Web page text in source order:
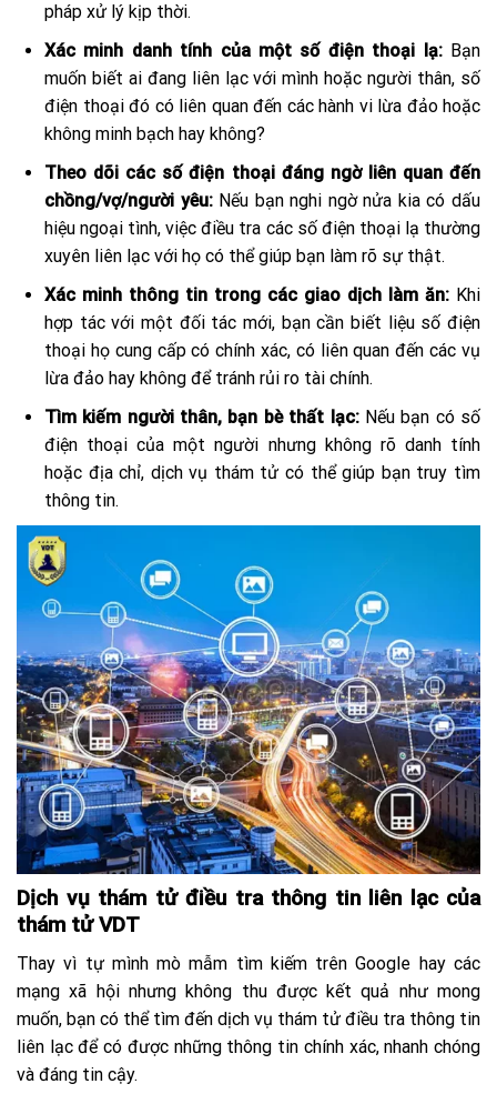
pháp xử lý kịp thời.
Xác minh danh tính của một số điện thoại lạ:Bạn
muốn biết ai đang liên lạc với mình hoặc người thân, số
điện thoại đó có liên quan đến các hành vi lừa đảo hoặc
không minh bạch hay không?
Theo dõi các số điện thoại đáng ngờ liên quan đến
chồng/vợ/người yêu:Nếu bạn nghi ngờ nửa kia có dấu
hiệu ngoại tình, việc điều tra các số điện thoại lạ thường
xuyên liên lạc với họ có thể giúp bạn làm rõ sự thật.
Xác minh thông tin trong các giao dịch làm ăn: Khi
hợp tác với một đối tác mới, bạn cần biết liệu số điện
thoại họ cung cấp có chính xác, có liên quan đến các vụ
lừa đảo hay không để tránh rủi ro tài chính.
Tìm kiếm người thân, bạn bè thất lạc:Nếu bạn có số
điện thoại của một người nhưng không rõ danh tính
hoặc địa chỉ, dịch vụ thám tử có thể giúp bạn truy tìm
thông tin.
Dịch vụ thám tử điều tra thông tin liên lạc của
thám tử VDT
Thay vì tự mình mò mẫm tìm kiếm trên Google hay các
mạng xã hội nhưng không thu được kết quả như mong
muốn, bạn có thể tìm đến dịch vụ thám tử điều tra thông tin
liên lạc để có được những thông tin chính xác, nhanh chóng
và đáng tin cậy.